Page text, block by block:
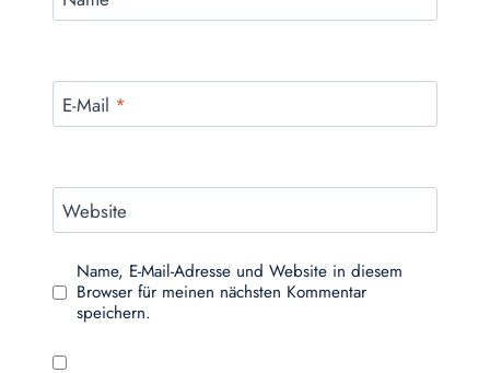
E-Mail *
Website
Name, E-Mail-Adresse und Website in diesem
Browser für meinen nächsten Kommentar
speichern.